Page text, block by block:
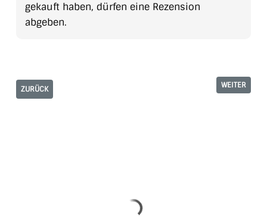
gekauft haben, dürfen eine Rezension
abgeben.
ZURÜCK WEITER